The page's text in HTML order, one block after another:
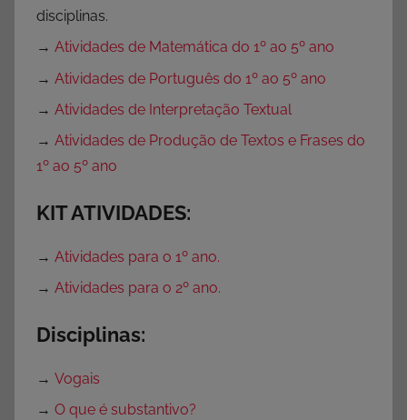
,
A
d
d
s
r
P
disciplinas.
→ Atividades de Matemática do 1º ao 5º ano
→ Atividades de Português do 1º ao 5º ano
→ Atividades de Interpretação Textual
→ Atividades de Produção de Textos e Frases do
1º ao 5º ano
KIT ATIVIDADES:
→ Atividades para o 1º ano.
→ Atividades para o 2º ano.
Disciplinas:
→ Vogais
→ O que é substantivo?